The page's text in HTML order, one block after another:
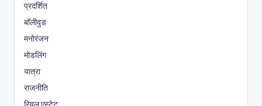
प्रदर्शित
बॉलीवुड
मनोरंजन
मोडलिंग
यात्रा
राजनीति